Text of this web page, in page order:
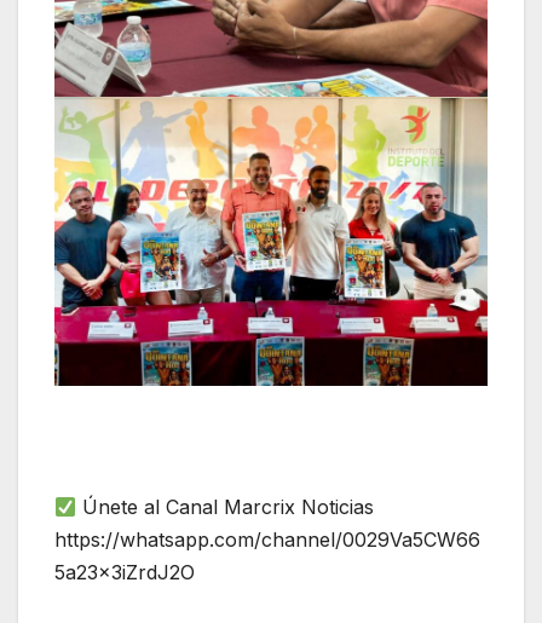
Únete al Canal Marcrix Noticias
https://whatsapp.com/channel/0029Va5CW66
5a23x3iZrdJ2O